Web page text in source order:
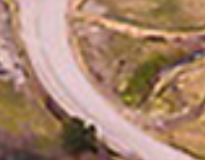
Kursutbud och Aktiviteter
Ungdoms­stipendium
Ledningsgrupp
Kontakt
Styrelsen
Åby Trav­sällskap